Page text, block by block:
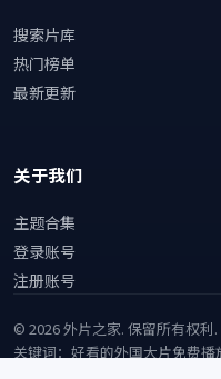
搜索片库
热门榜单
最新更新
关于我们
主题合集
登录账号
注册账号
© 2026外片之家. 保留所有权利.
关键词：好看的外国大片免费